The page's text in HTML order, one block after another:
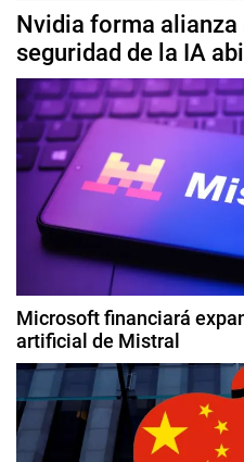
Nvidia forma
seguridad de la IA
Microsoft financiará
artificial de Mistral